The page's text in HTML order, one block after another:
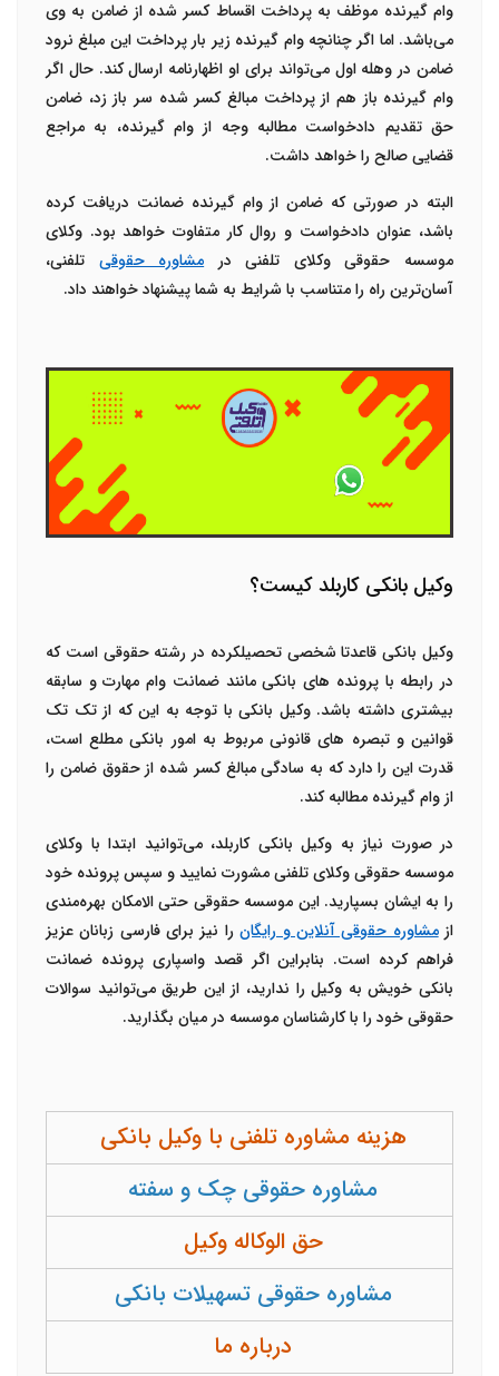
وام گیرنده موظف به پرداخت اقساط کسر شده از ضامن به وی
می‌باشد. اما اگر چنانچه وام گیرنده زیر بار پرداخت این مبلغ نرود
ضامن در وهله اول می‌تواند برای او اظهارنامه ارسال کند. حال اگر
وام گیرنده باز هم از پرداخت مبالغ کسر شده سر باز زد، ضامن
حق تقدیم دادخواست مطالبه وجه از وام گیرنده، به مراجع
قضایی صالح را خواهد داشت.
البته در صورتی که ضامن از وام گیرنده ضمانت دریافت کرده
باشد، عنوان دادخواست و روال کار متفاوت خواهد بود. وکلای
موسسه حقوقی وکلای تلفنی درمشاوره حقوقی تلفنی،
آسان‌ترین راه را متناسب با شرایط به شما پیشنهاد خواهند داد.
وکیل بانکی کاربلد کیست؟
وکیل بانکی قاعدتا شخصی تحصیلکرده در رشته حقوقی است که
در رابطه با پرونده های بانکی مانندضمانت واممهارت و سابقه
بیشتری داشته باشد. وکیل بانکی با توجه به این که از تک تک
قوانین و تبصره های قانونی مربوط به امور بانکی مطلع است،
قدرت این را دارد که به سادگی مبالغ کسر شده از حقوق ضامن را
از وام گیرنده مطالبه کند.
در صورت نیاز به وکیل بانکی کاربلد، می‌توانید ابتدا با وکلای
موسسه حقوقی وکلای تلفنی مشورت نمایید و سپس پرونده خود
را به ایشان بسپارید. این موسسه حقوقی حتی الامکان بهره‌مندی
ازمشاوره حقوقی آنلاین و رایگانرا نیز برای فارسی زبانان عزیز
فراهم کرده است. بنابراین اگر قصد واسپاری پرونده ضمانت
بانکی خویش به وکیل را ندارید، از این طریق می‌توانید سوالات
حقوقی خود را با کارشناسان موسسه در میان بگذارید.
هزینه مشاوره تلفنی با وکیل بانکی
مشاوره حقوقی چک و سفته
حق الوکاله وکیل
مشاوره حقوقی تسهیلات بانکی
درباره ما